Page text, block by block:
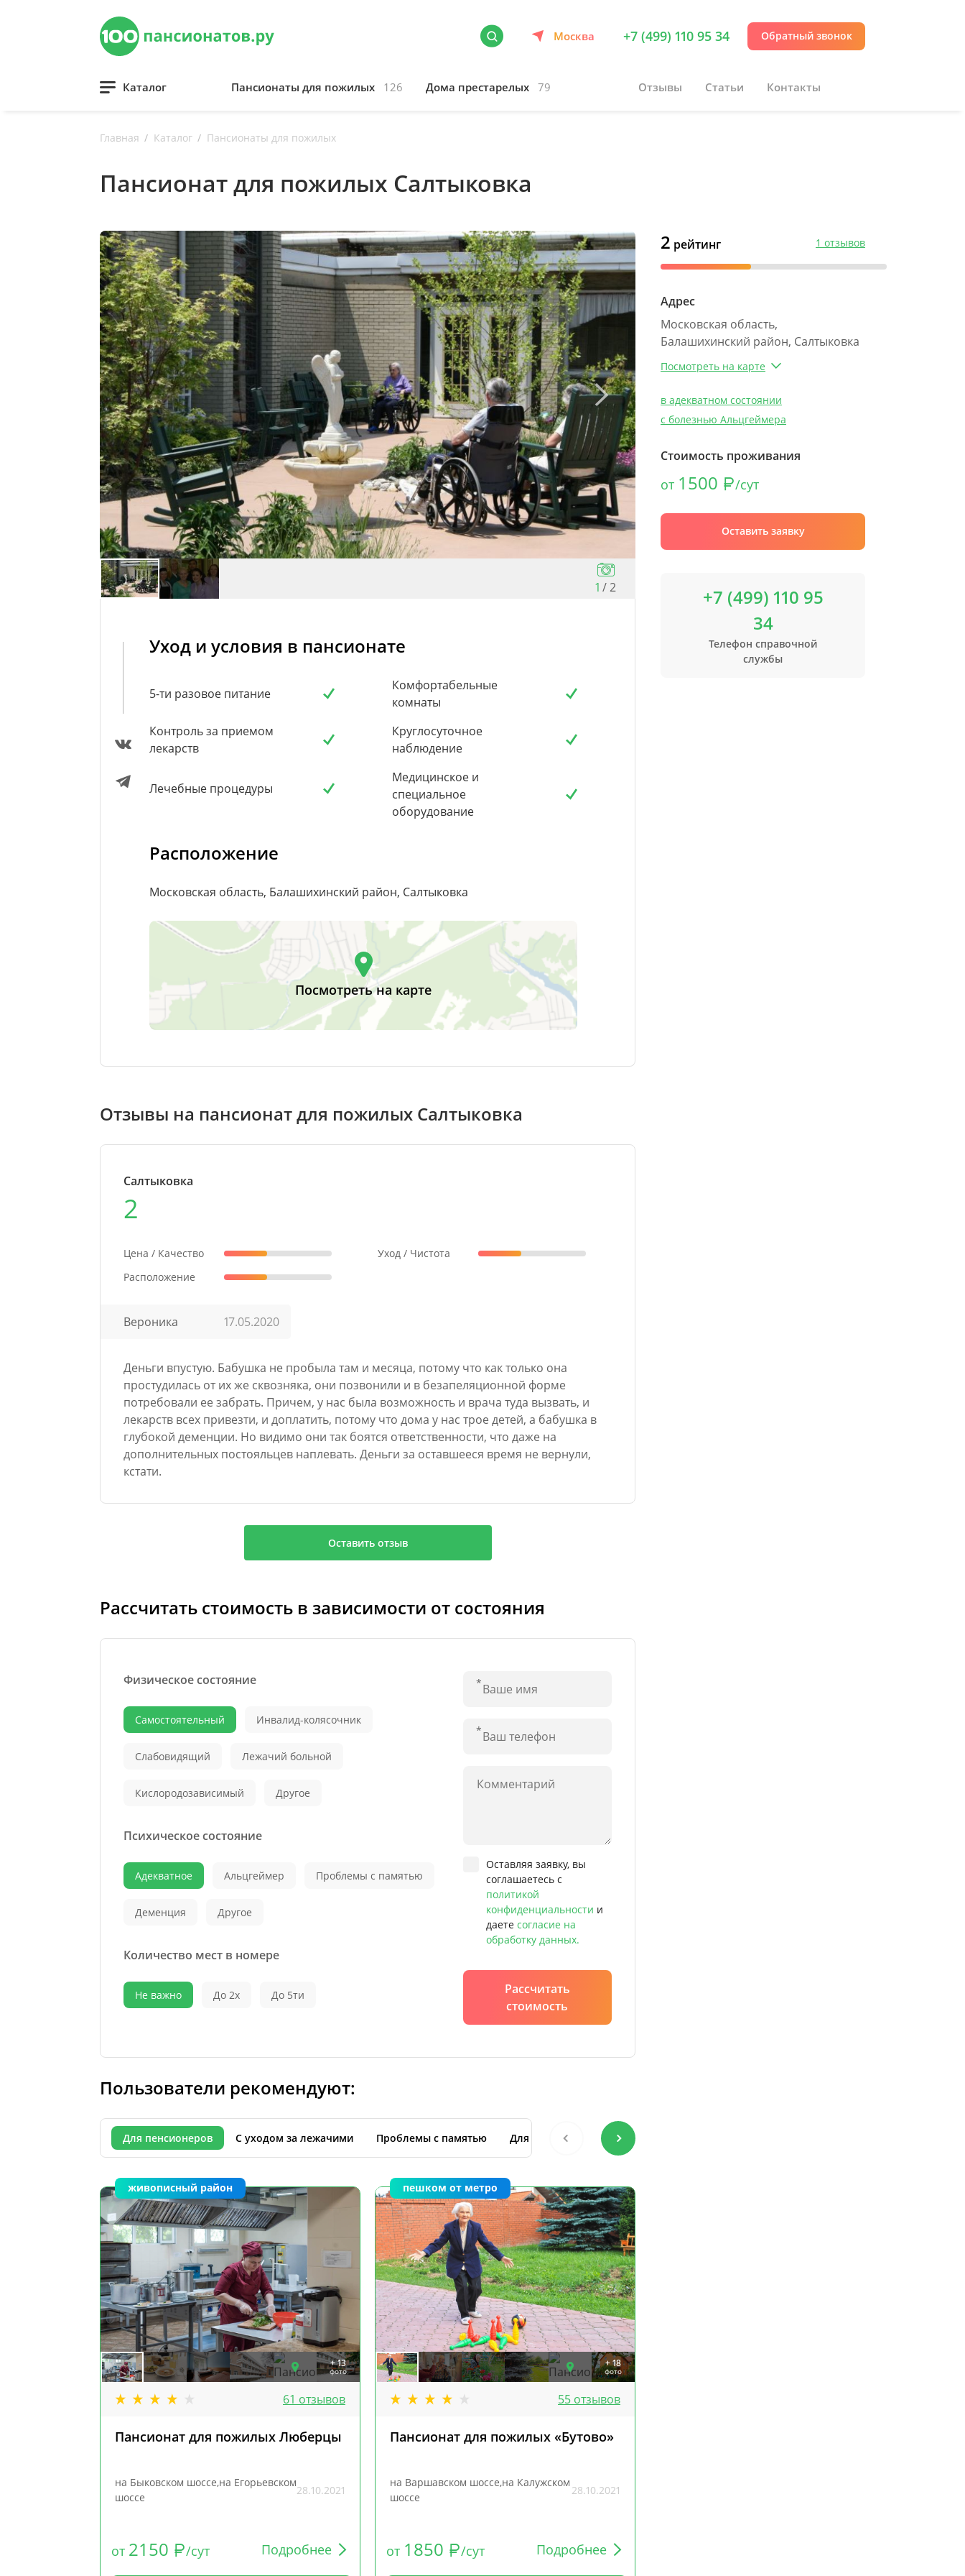
Москва +7 (499) 110 95 34 Обратный звонок
Каталог Пансионаты для пожилых 126 Дома престарелых 79 Отзывы Статьи Контакты
2 рейтинг 1 отзывов
Адрес
Московская область,
Балашихинский район, Салтыковка
Посмотреть на карте
в адекватном состоянии
с болезнью Альцгеймера
Стоимость проживания
от 1500 /сут
Оставить заявку
+7 (499) 110 95
34
Телефон справочной
службы
Главная Каталог Пансионаты для пожилых
Пансионат для пожилых Салтыковка
1 /2
Уход и условия в пансионате
5-ти разовое питание
Комфортабельные
комнаты
Контроль за приемом
лекарств
Круглосуточное
наблюдение
Лечебные процедуры
Медицинское и
специальное
оборудование
Расположение
Московская область, Балашихинский район, Салтыковка
Посмотреть на карте
Отзывы на пансионат для пожилых Салтыковка
Салтыковка
2
Цена / Качество
Уход / Чистота
Расположение
Вероника 17.05.2020
Деньги впустую. Бабушка не пробыла там и месяца, потому что как только она
простудилась от их же сквозняка, они позвонили и в безапеляционной форме
потребовали ее забрать. Причем, у нас была возможность и врача туда вызвать, и
лекарств всех привезти, и доплатить, потому что дома у нас трое детей, а бабушка в
глубокой деменции. Но видимо они так боятся ответственности, что даже на
дополнительных постояльцев наплевать. Деньги за оставшееся время не вернули,
кстати.
Оставить отзыв
Рассчитать стоимость в зависимости от состояния
Физическое состояние
Самостоятельный Инвалид-колясочник
Слабовидящий Лежачий больной
Кислородозависимый Другое
Психическое состояние
Адекватное Альцгеймер Проблемы с памятью
Деменция Другое
Количество мест в номере
Не важно До 2х До 5ти
Оставляя заявку, вы
соглашаетесь с
политикой
конфиденциальности и
даете согласие на
обработку данных.
Рассчитать
стоимость
Пользователи рекомендуют:
Для пенсионеров С уходом за лежачими Проблемы с памятью Для восстановления после ковида
живописный район
+ 13
фото
61 отзывов
Пансионат для пожилых Люберцы
на Быковском шоссе,на Егорьевском
шоссе
28.10.2021
от 2150 /сут Подробнее
пешком от метро
+ 18
фото
55 отзывов
Пансионат для пожилых «Бутово»
на Варшавском шоссе,на Калужском
шоссе
28.10.2021
от 1850 /сут Подробнее